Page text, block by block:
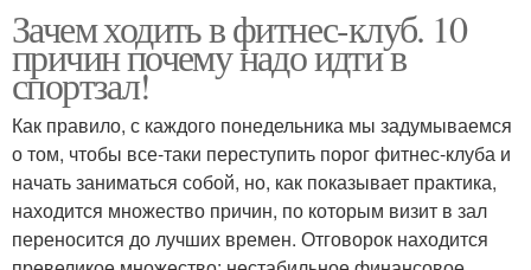
Зачем ходить в фитнес-клуб. 10
причин почему надо идти в
спортзал!
Как правило, с каждого понедельника мы задумываемся
о том, чтобы все-таки переступить порог фитнес-клуба и
начать заниматься собой, но, как показывает практика,
находится множество причин, по которым визит в зал
переносится до лучших времен. Отговорок находится